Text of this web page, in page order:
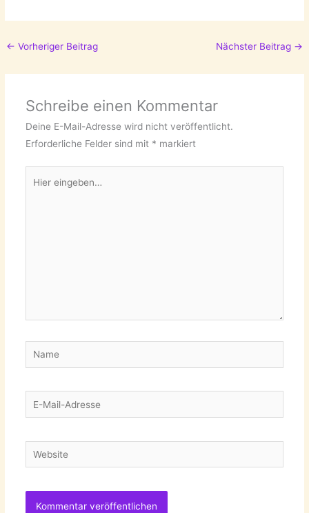
← Vorheriger Beitrag Nächster Beitrag →
Schreibe einen Kommentar
Deine E-Mail-Adresse wird nicht veröffentlicht.
Erforderliche Felder sind mit * markiert
eingeben…
Name
E-
Mail-
Website